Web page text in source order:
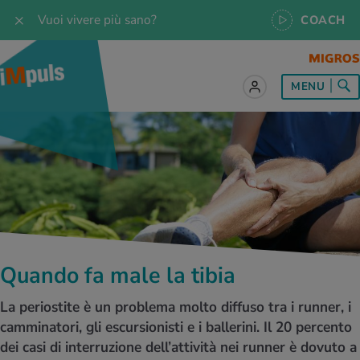
Vuoi vivere più sano? COACH
sul tema Alimentazione
le ricette
ideale
alimentazione
sano
sul tema Movimento
& Jogging
e outdoor
sul tema Rilassamento
per tutti i giorni
di rilassamento
Life-Balance
sul tema Medicina
della salute
per tutti i giorni
dello sport
specialistica
sul tema Servizio
test e quiz
iMpuls
MENU
Quando fa male la tibia
La periostite è un problema molto diffuso tra i runner, i
camminatori, gli escursionisti e i ballerini. Il 20 percento
dei casi di interruzione dell’attività nei runner è dovuto a